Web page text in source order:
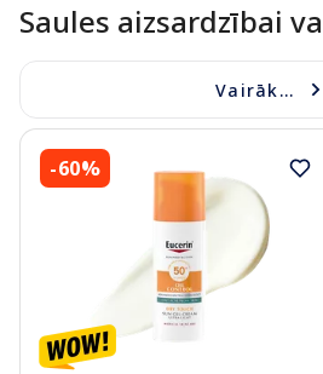
Saules aizsardzībai
Vairāk...
-60%